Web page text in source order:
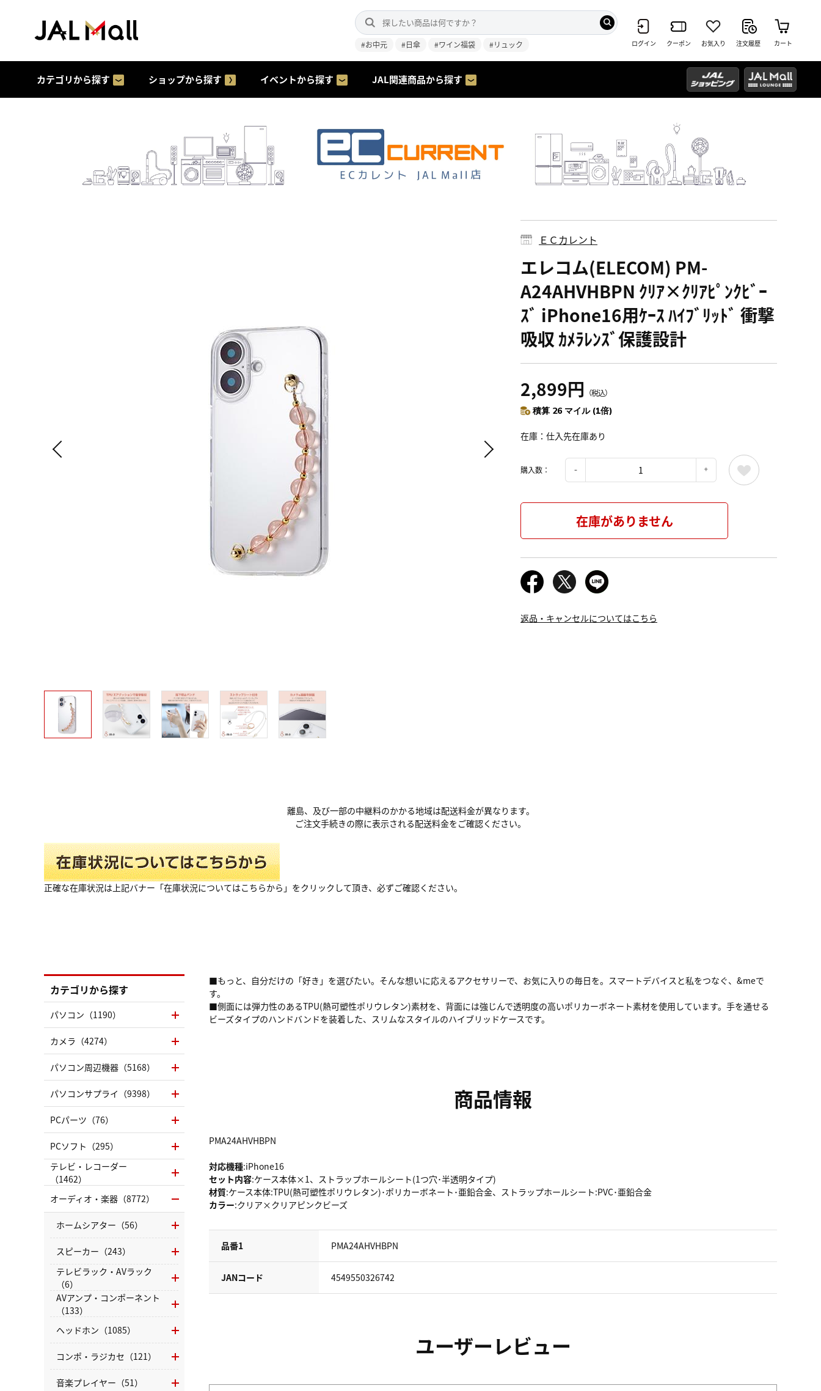
#お中元 #日傘 #ワイン福袋 #リュック ログイン クーポン お気入り 注文履歴 カート
カテゴリから探す ショップから探す イベントから探す JAL関連商品から探す
ＥＣカレント
エレコム(ELECOM) PM-
A24AHVHBPN ｸﾘｱ×ｸﾘｱﾋﾟﾝｸﾋﾞｰ
ｽﾞ iPhone16用ｹｰｽ ﾊｲﾌﾞﾘｯﾄﾞ 衝撃
吸収 ｶﾒﾗﾚﾝｽﾞ保護設計
2,899円 （税込）
積算 26 マイル (1倍)
在庫 仕入先在庫あり
購入数：
在庫がありません
返品・キャンセルについてはこちら
離島、及び一部の中継料のかかる地域は配送料金が異なります。
ご注文手続きの際に表示される配送料金をご確認ください。
正確な在庫状況は上記バナー「在庫状況についてはこちらから」をクリックして頂き、必ずご確認ください。
■もっと、自分だけの「好き」を選びたい。そんな想いに応えるアクセサリーで、お気に入りの毎日を。スマートデバイスと私をつなぐ、&meで
す。
■側面には弾力性のあるTPU(熱可塑性ポリウレタン)素材を、背面には強じんで透明度の高いポリカーボネート素材を使用しています。手を通せる
ビーズタイプのハンドバンドを装着した、スリムなスタイルのハイブリッドケースです。
商品情報
PMA24AHVHBPN
対応機種:iPhone16
セット内容:ケース本体×1、ストラップホールシート(1つ穴･半透明タイプ)
材質:ケース本体:TPU(熱可塑性ポリウレタン)･ポリカーボネート･亜鉛合金、ストラップホールシート:PVC･亜鉛合金
カラー:クリア×クリアピンクビーズ
品番1 PMA24AHVHBPN
JANコード 4549550326742
ユーザーレビュー
カテゴリから探す
パソコン（1190）
カメラ（4274）
パソコン周辺機器（5168）
パソコンサプライ（9398）
PCパーツ（76）
PCソフト（295）
テレビ・レコーダー
（1462）
オーディオ・楽器（8772）
ホームシアター（56）
スピーカー（243）
テレビラック・AVラック
（6）
AVアンプ・コンポーネント
（133）
ヘッドホン（1085）
コンポ・ラジカセ（121）
音楽プレイヤー（51）